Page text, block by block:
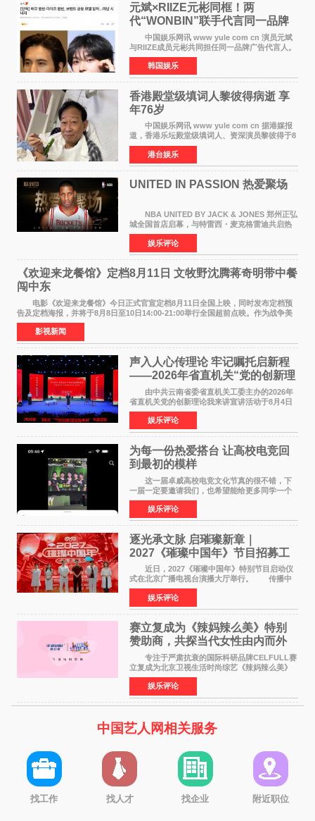
元斌×RIIZE元彬同框！两
代“WONBIN”联手代言同一品牌
颜值天花板合体
中国娱乐网讯 www yule com cn 演员元斌
与RIIZE成员元彬共同担任同一品牌广告代言人。
6日据独家报道，继演员元斌之后，RIIZE元彬最
近也被选为某在线中介平台A公司的共同广告代言
人，两人将作
韩国娱乐
香港殿堂级填词人黎彼得病逝 享
年76岁​
中国娱乐网讯 www yule com cn 据港媒报
道，香港乐坛殿堂级填词人、资深演员黎彼得于8
月5日上午因病离世，终年76岁。好友钟志光透
露，黎彼得今年3月中风后便卧床休养，身体机能
持续衰退，最
港台娱乐
UNITED IN PASSION 热爱聚场
NBA UNITED BY JACK & JONES 郑州正弘
城全国首店启幕，与特雷西・麦克格雷迪共启热
爱 2026 年7 月21 日，
NBAUNITEDBYJACK&JONES 全国首店，于郑
州正弘城正式启幕。NBA 传奇球星
娱乐评论
《欢迎来龙餐馆》定档8月11日 文牧野沈腾蒋奇明带中餐
闯中东
电影《欢迎来龙餐馆》今日正式官宣定档8月11日全国上映，同时发布定档预
告及定档海报，并将于8月8日至10日14:00-21:00举行全国超前点映。作为战争美
食大片，影片讲述的是中国厨师徐福（沈腾
影视新闻
声入人心传理论 牢记嘱托启新程
——2026年省直机关“党的创新理
论我来讲”宣讲活动圆满落幕
由中共云南省委省直机关工委主办的2026年
省直机关党的创新理论我来讲宣讲活动于8月4日
至5日在昆明举办。活动以 "牢记嘱托 感恩奋进
开创云南发展新局面 "为主题，坚持以新时代中国
特色社会主义
娱乐评论
为每一份热爱搭台 让高校电竞回
到最初的模样
这一届卓威高校电竞文化节真的很不错，下
一届一定要邀请我们，也希望能给更多同学一个
来到现场的机会。 2026卓威高校电竞文化节
已经落下帷幕，在活动结束后，仍有不少高校电
竞社负责人和现
娱乐评论
逐光承文脉 启璀璨新章｜
2027《璀璨中国年》节目招募工
作圆满启动
近日，2027《璀璨中国年》特别节目启动仪
式在北京广播电视台演播大厅举行。 传播中
华优秀传统文化，弘扬纯正国风艺术，打造高规
格、高质感、正能量的文艺盛典，是璀璨中国年
矢志不渝的初心
娱乐评论
赛立复成为《辣妈辣么美》特别
赞助商，共探当代女性由内而外
活力美
专注于严肃抗衰的国际科研品牌CELFULL赛
立复成为北京卫视生活时尚综艺《辣妈辣么美》
的特别赞助商,明星辣妈袁咏仪倾情参与，向广大
都市女性传递健康生活新主张，寄语当代女性在
家庭与自我之间
娱乐评论
中国艺人网相关服务
找工作 找人才 找企业 附近职位